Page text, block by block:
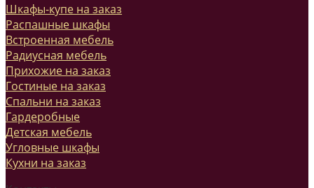
Шкафы-купе на заказ
Распашные шкафы
Встроенная мебель
Радиусная мебель
Прихожие на заказ
Гостиные на заказ
Спальни на заказ
Гардеробные
Детская мебель
Угловные шкафы
Кухни на заказ